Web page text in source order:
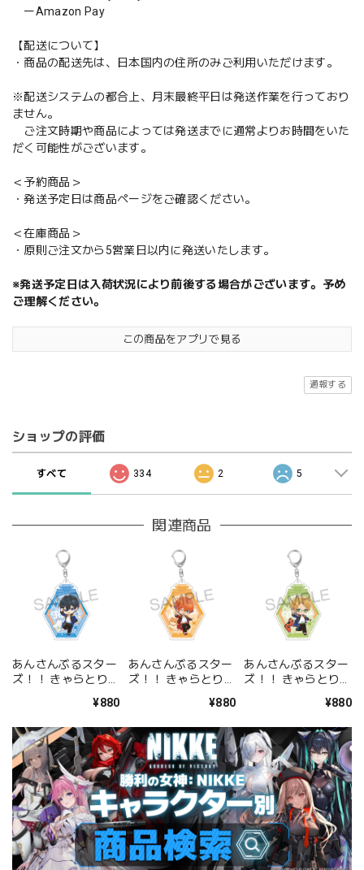
ーAmazon Pay
【配送について】
・商品の配送先は、日本国内の住所のみご利用いただけます。
※配送システムの都合上、月末最終平日は発送作業を行っており
ません。
ご注文時期や商品によっては発送までに通常よりお時間をいた
だく可能性がございます。
＜予約商品＞
・発送予定日は商品ページをご確認ください。
＜在庫商品＞
・原則ご注文から5営業日以内に発送いたします。
※発送予定日は入荷状況により前後する場合がございます。予め
ご理解ください。
この商品をアプリで見る
通報する
ショップの評価
すべて 334 2 5
関連商品
あんさんぶるスター
ズ！！ きゃらとりあ
¥880
あんさんぶるスター
ズ！！ きゃらとりあ
¥880
あんさんぶるスター
ズ！！ きゃらとりあ
¥880